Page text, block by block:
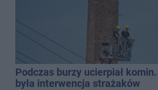
Podczas burzy ucierpiał
była interwencja strażaków